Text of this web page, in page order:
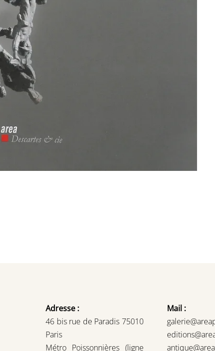
Adresse :
46 bis rue de Paradis 75010
Paris
Métro Poissonnières (ligne
Mail :